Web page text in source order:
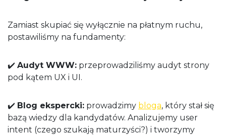
Zamiast skupiać się wyłącznie na płatnym ruchu,
postawiliśmy na fundamenty:
✔️ Audyt WWW: przeprowadziliśmy audyt strony
pod kątem UX i UI.
✔️ Blog ekspercki: prowadzimy bloga, który stał się
bazą wiedzy dla kandydatów. Analizujemy user
intent (czego szukają maturzyści?) i tworzymy